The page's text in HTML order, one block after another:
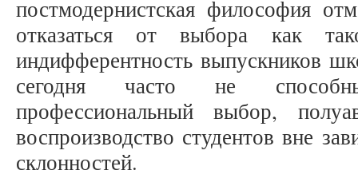
постмодернистская философия
отказаться от выбора как
индифферентность выпускников
сегодня часто не
профессиональный выбор,
воспроизводство студентов вне
склонностей.